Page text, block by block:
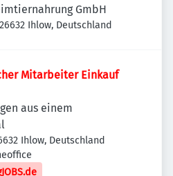
GmbH
Ihlow, Deutschland
Mitarbeiter Einkauf
aus einem
Ihlow, Deutschland